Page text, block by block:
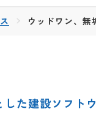
ウッドワン、無
た建設ソフト